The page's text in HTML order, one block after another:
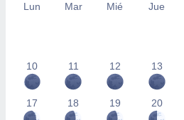
Lun Mar Mié Jue
10 11 12 13
17 18 19 20